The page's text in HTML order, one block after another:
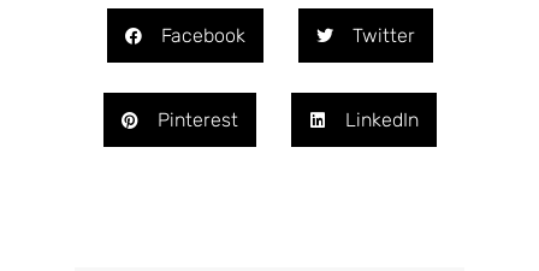
Facebook Twitter
Pinterest LinkedIn